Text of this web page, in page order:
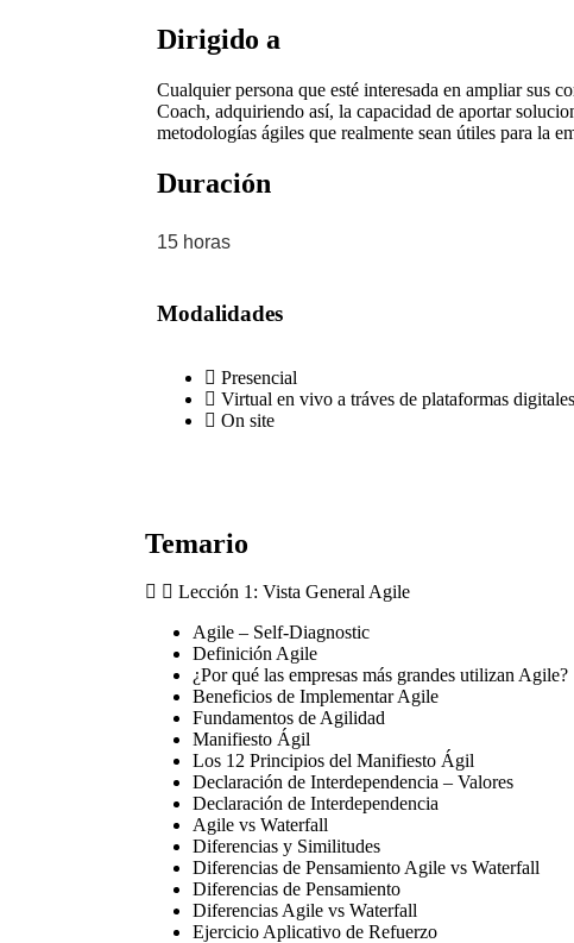
Dirigido a
Cualquier persona que esté interesada en ampliar sus
Coach, adquiriendo así, la capacidad de aportar
metodologías ágiles que realmente sean útiles para la
Duración
15 horas
Modalidades
Presencial
Virtual en vivo a tráves de plataformas digitales
On site
Temario
Lección 1: Vista General Agile
Agile – Self-Diagnostic
Definición Agile
¿Por qué las empresas más grandes utilizan Agile?
Beneficios de Implementar Agile
Fundamentos de Agilidad
Manifiesto Ágil
Los 12 Principios del Manifiesto Ágil
Declaración de Interdependencia – Valores
Declaración de Interdependencia
Agile vs Waterfall
Diferencias y Similitudes
Diferencias de Pensamiento Agile vs Waterfall
Diferencias de Pensamiento
Diferencias Agile vs Waterfall
Ejercicio Aplicativo de Refuerzo